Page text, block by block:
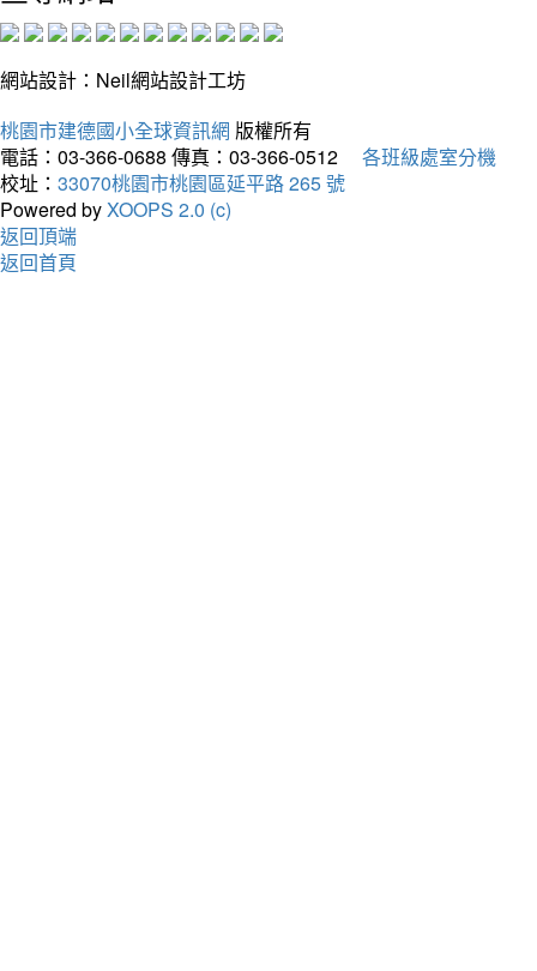
網站設計：Neil網站設計工坊
桃園市建德國小全球資訊網 版權所有
電話：03-366-0688 傳真：03-366-0512
各班級處室分機
校址： 33070桃園市桃園區延平路 265 號
Powered byXOOPS 2.0 (c)
返回頂端
返回首頁